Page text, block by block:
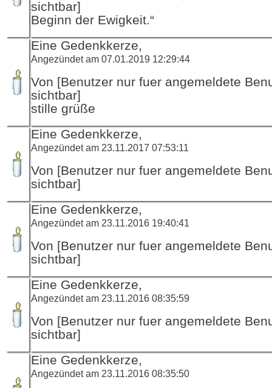
sichtbar]
Beginn der Ewigkeit.“
Eine Gedenkkerze,
Angezündet am 07.01.2019 12:29:44
Von [Benutzer nur fuer angemeldete
sichtbar]
stille grüße
Eine Gedenkkerze,
Angezündet am 23.11.2017 07:53:11
Von [Benutzer nur fuer angemeldete
sichtbar]
Eine Gedenkkerze,
Angezündet am 23.11.2016 19:40:41
Von [Benutzer nur fuer angemeldete
sichtbar]
Eine Gedenkkerze,
Angezündet am 23.11.2016 08:35:59
Von [Benutzer nur fuer angemeldete
sichtbar]
Eine Gedenkkerze,
Angezündet am 23.11.2016 08:35:50